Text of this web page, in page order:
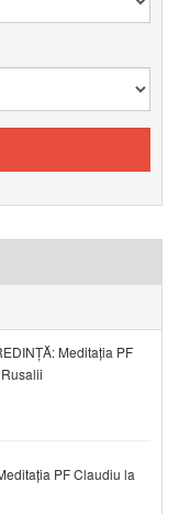
Meditația PF
PF Claudiu la